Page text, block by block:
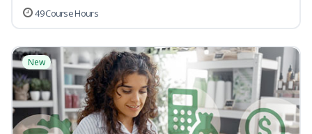
49 Course Hours
New